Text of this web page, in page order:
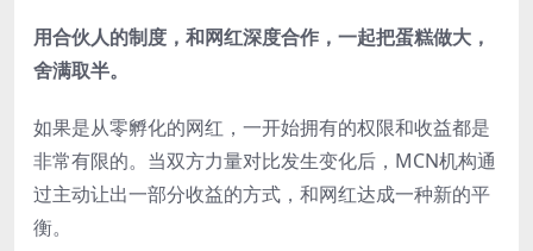
用合伙人的制度，和网红深度合作，一起把蛋糕做大，
舍满取半。
如果是从零孵化的网红，一开始拥有的权限和收益都是
非常有限的。当双方力量对比发生变化后，MCN机构通
过主动让出一部分收益的方式，和网红达成一种新的平
衡。